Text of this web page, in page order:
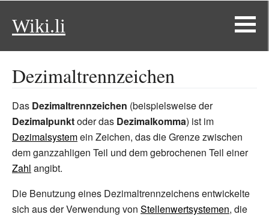
Wiki.li
Dezimaltrennzeichen
Das Dezimaltrennzeichen (beispielsweise der
Dezimalpunktoder das Dezimalkomma) ist im
Dezimalsystemein Zeichen, das die Grenze zwischen
dem ganzzahligen Teil und dem gebrochenen Teil einer
Zahl angibt.
Die Benutzung eines Dezimaltrennzeichens entwickelte
sich aus der Verwendung von Stellenwertsystemen, die